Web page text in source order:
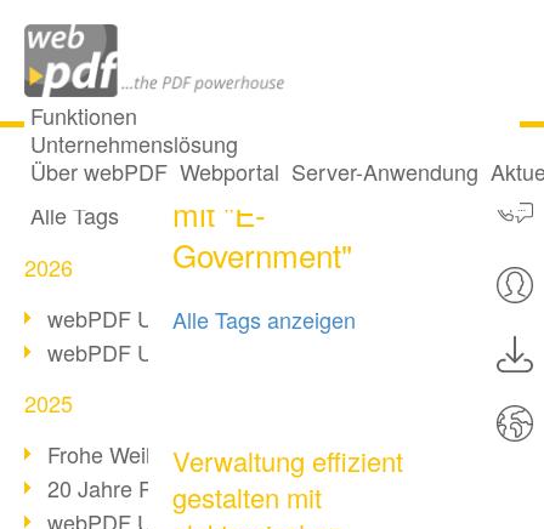
Funktionen
Unternehmenslösung
Über webPDF Webportal Server-Anwendung
Alle Beiträge
Alle Tags
2026
webPDF Update 10.0.5
webPDF Update 10.0.4
2025
Frohe Weihnachten & Auszeit
20 Jahre PDF/A
webPDF Update 10.0.3
3 Posts getaggt
mit "E-
Government"
Alle Tags anzeigen
Verwaltung effizient
gestalten mit